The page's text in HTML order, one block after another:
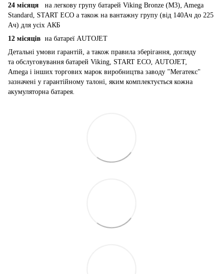
24 місяця на легкову групу батарей Viking Bronze (M3), Amega
Standard, START ECO а також на вантажну групу (від 140Ач до 225
Ач) для усіх АКБ
12 місяців на батареї AUTOJET
Детальні умови гарантій, а також правила зберігання, догляду
та обслуговування батарей Viking, START ECO, AUTOJET,
Amega і інших торгових марок виробництва заводу "Мегатекс"
зазначені у гарантійному талоні, яким комплектується кожна
акумуляторна батарея.